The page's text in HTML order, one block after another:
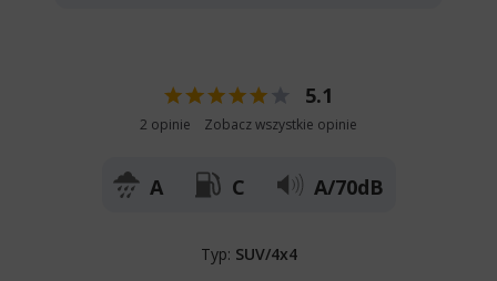
5.1
2 opinie Zobacz wszystkie opinie
A C A/70dB
Typ: SUV/4x4